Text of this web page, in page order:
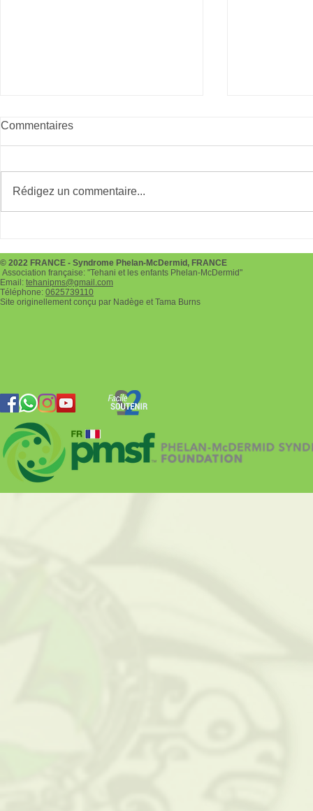
Commentaires
Rédigez un commentaire...
© 2022 FRANCE - Syndrome Phelan-McDermid, FRANCE
Association française: "Tehani et les enfants Phelan-McDermid"
Email: tehanipms@gmail.com
Téléphone: 0625739110
Site originellement conçu par Nadège et Tama Burns